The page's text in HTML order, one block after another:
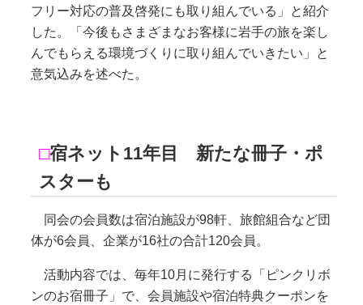
フリー対応の普及啓発にも取り組んでいる」と紹介
した。「今後もさまざまなお客様に岩手の旅を楽し
んでもらえる環境づくりに取り組んでいきたい」と
意気込みを述べた。
□宿ネット11年目 新たな冊子・ポ
スターも
同会の会員数は宿泊施設が98軒、旅館組合など団
体が6会員、企業が16社の合計120会員。
活動内容では、毎年10月に発行する「ピンクリボ
ンのお宿冊子」で、会員施設や宿泊特典クーポンを